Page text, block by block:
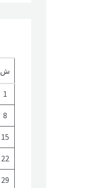
ش
1
8
15
22
29